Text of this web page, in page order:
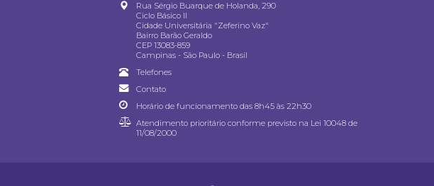
Rua Sérgio Buarque de Holanda, 290
Ciclo Básico II
Cidade Universitária "Zeferino Vaz"
Bairro Barão Geraldo
CEP 13083-859
Campinas - São Paulo - Brasil
Telefones
Contato
Horário de funcionamento das 8h45 às 22h30
Atendimento prioritário conforme previsto na Lei 10048 de
11/08/2000